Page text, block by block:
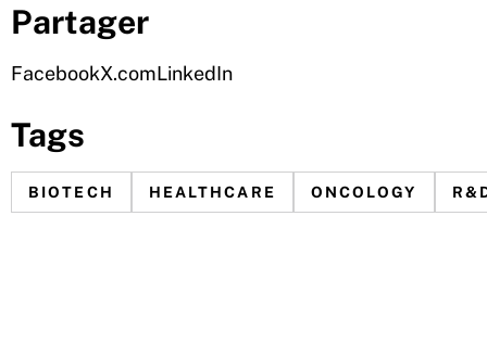
Partager
FacebookX.comLinkedIn
Tags
BIOTECH HEALTHCARE ONCOLOGY